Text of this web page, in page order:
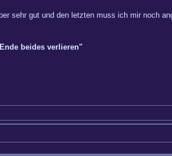
sehr gut und den letzten muss ich mir noch
beides verlieren"